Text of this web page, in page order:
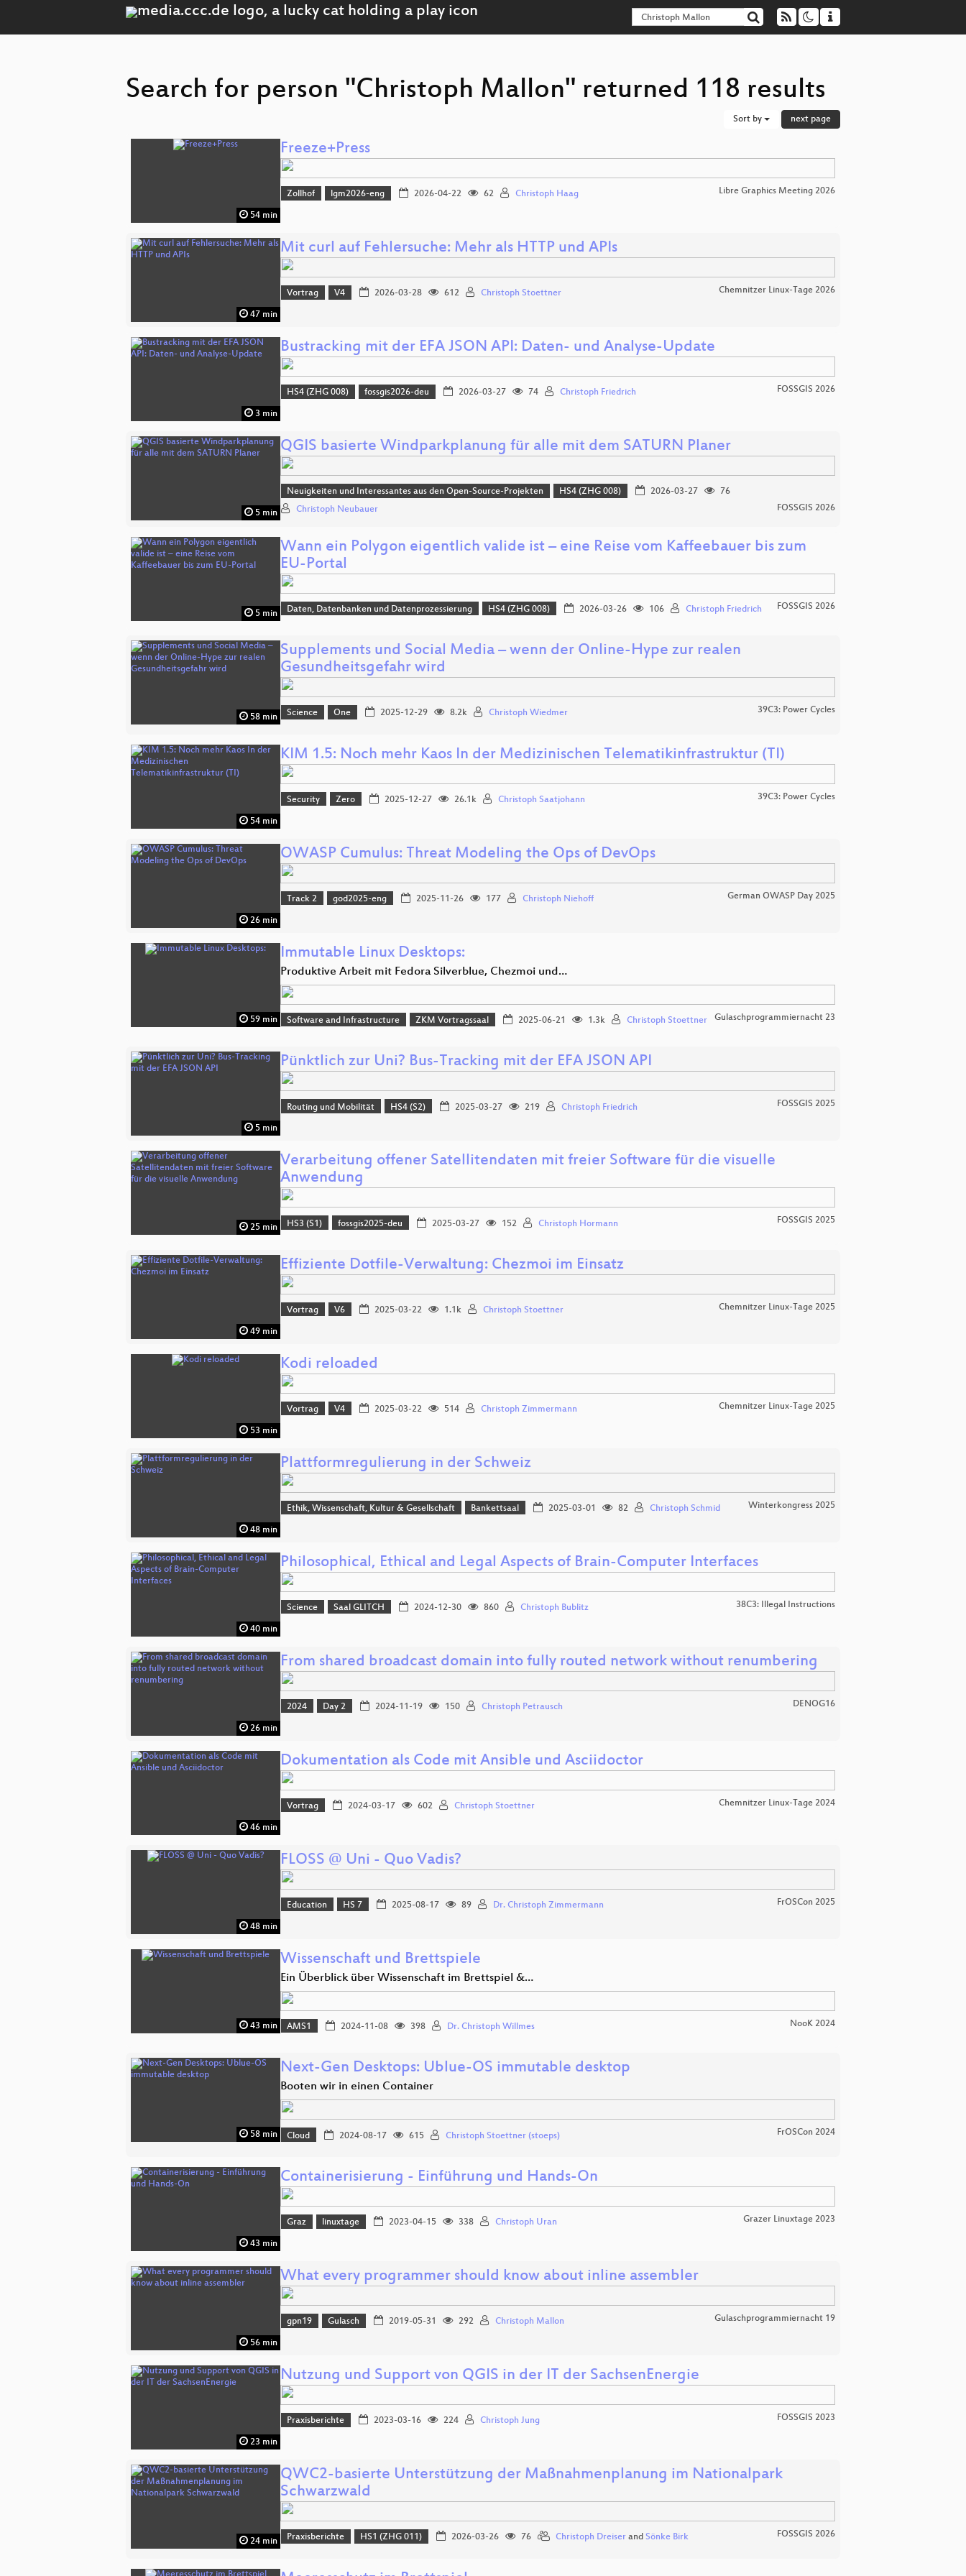
Search for person "Christoph Mallon" returned 118 results
Sort by next page
54 min
Freeze+Press
Zollhof lgm2026-eng 2026-04-22 62 Christoph Haag Libre Graphics Meeting 2026
47 min
Mit curl auf Fehlersuche: Mehr als HTTP und APIs
Vortrag V4 2026-03-28 612 Christoph Stoettner Chemnitzer Linux-Tage 2026
3 min
Bustracking mit der EFA JSON API: Daten- und Analyse-Update
HS4 (ZHG 008) fossgis2026-deu 2026-03-27 74 Christoph Friedrich FOSSGIS 2026
5 min
QGIS basierte Windparkplanung für alle mit dem SATURN Planer
Neuigkeiten und Interessantes aus den Open-Source-Projekten HS4 (ZHG 008) 2026-03-27
76
Christoph Neubauer
FOSSGIS 2026
5 min
Wann ein Polygon eigentlich valide ist – eine Reise vom Kaffeebauer bis zum
EU-Portal
Daten, Datenbanken und Datenprozessierung HS4 (ZHG 008) 2026-03-26 106 Christoph Friedrich FOSSGIS 2026
58 min
Supplements und Social Media – wenn der Online-Hype zur realen
Gesundheitsgefahr wird
Science One 2025-12-29 8.2k Christoph Wiedmer 39C3: Power Cycles
54 min
KIM 1.5: Noch mehr Kaos In der Medizinischen Telematikinfrastruktur (TI)
Security Zero 2025-12-27 26.1k Christoph Saatjohann 39C3: Power Cycles
26 min
OWASP Cumulus: Threat Modeling the Ops of DevOps
Track 2 god2025-eng 2025-11-26 177 Christoph Niehoff German OWASP Day 2025
59 min
Immutable Linux Desktops:
Produktive Arbeit mit Fedora Silverblue, Chezmoi und…
Software and Infrastructure ZKM Vortragssaal 2025-06-21 1.3k Christoph Stoettner Gulaschprogrammiernacht 23
5 min
Pünktlich zur Uni? Bus-Tracking mit der EFA JSON API
Routing und Mobilität HS4 (S2) 2025-03-27 219 Christoph Friedrich FOSSGIS 2025
25 min
Verarbeitung offener Satellitendaten mit freier Software für die visuelle
Anwendung
HS3 (S1) fossgis2025-deu 2025-03-27 152 Christoph Hormann FOSSGIS 2025
49 min
Effiziente Dotfile-Verwaltung: Chezmoi im Einsatz
Vortrag V6 2025-03-22 1.1k Christoph Stoettner Chemnitzer Linux-Tage 2025
53 min
Kodi reloaded
Vortrag V4 2025-03-22 514 Christoph Zimmermann Chemnitzer Linux-Tage 2025
48 min
Plattformregulierung in der Schweiz
Ethik, Wissenschaft, Kultur & Gesellschaft Bankettsaal 2025-03-01 82 Christoph Schmid Winterkongress 2025
40 min
Philosophical, Ethical and Legal Aspects of Brain-Computer Interfaces
Science Saal GLITCH 2024-12-30 860 Christoph Bublitz 38C3: Illegal Instructions
26 min
From shared broadcast domain into fully routed network without renumbering
2024 Day 2 2024-11-19 150 Christoph Petrausch DENOG16
46 min
Dokumentation als Code mit Ansible und Asciidoctor
Vortrag 2024-03-17 602 Christoph Stoettner Chemnitzer Linux-Tage 2024
48 min
FLOSS @ Uni - Quo Vadis?
Education HS 7 2025-08-17 89 Dr. Christoph Zimmermann FrOSCon 2025
43 min
Wissenschaft und Brettspiele
Ein Überblick über Wissenschaft im Brettspiel &…
AMS1 2024-11-08 398 Dr. Christoph Willmes NooK 2024
58 min
Next-Gen Desktops: Ublue-OS immutable desktop
Booten wir in einen Container
Cloud 2024-08-17 615 Christoph Stoettner (stoeps) FrOSCon 2024
43 min
Containerisierung - Einführung und Hands-On
Graz linuxtage 2023-04-15 338 Christoph Uran Grazer Linuxtage 2023
56 min
What every programmer should know about inline assembler
gpn19 Gulasch 2019-05-31 292 Christoph Mallon Gulaschprogrammiernacht 19
23 min
Nutzung und Support von QGIS in der IT der SachsenEnergie
Praxisberichte 2023-03-16 224 Christoph Jung FOSSGIS 2023
24 min
QWC2-basierte Unterstützung der Maßnahmenplanung im Nationalpark
Schwarzwald
Praxisberichte HS1 (ZHG 011) 2026-03-26 76 Christoph Dreiserand Sönke Birk FOSSGIS 2026